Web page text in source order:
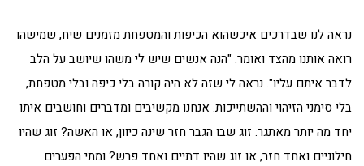
נראה לנו שבדרכים איכשהוא הכיפות והמטפחת מזמנים שיח, שמישהו
רואה אותנו מהצד ואומר: "הנה אנשים שיש לי משהו שיושב על הלב
לדבר איתם עליו". נראה לי שזה לא היה קורה בלי כיפה ובלי מטפחת,
בלי סימני הזיהוי וההשתייכות. אנחנו מקשיבים ומדברים וחושבים איתו
יחד מה יותר מאתגר: זוג שבו הגבר חזר שינה כיוון, או האשה? זוג שהיו
חילוניים ואחד חזר, או זוג שהיו דתיים ואחד פרש? ומתי הפערים